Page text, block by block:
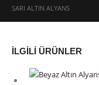
SARI ALTIN ALYANS
İLGILI ÜRÜNLER